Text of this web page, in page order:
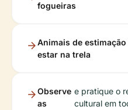
fogueiras
Animais de estimação
estar na trela
Observe
as
e pratique o
cultural em